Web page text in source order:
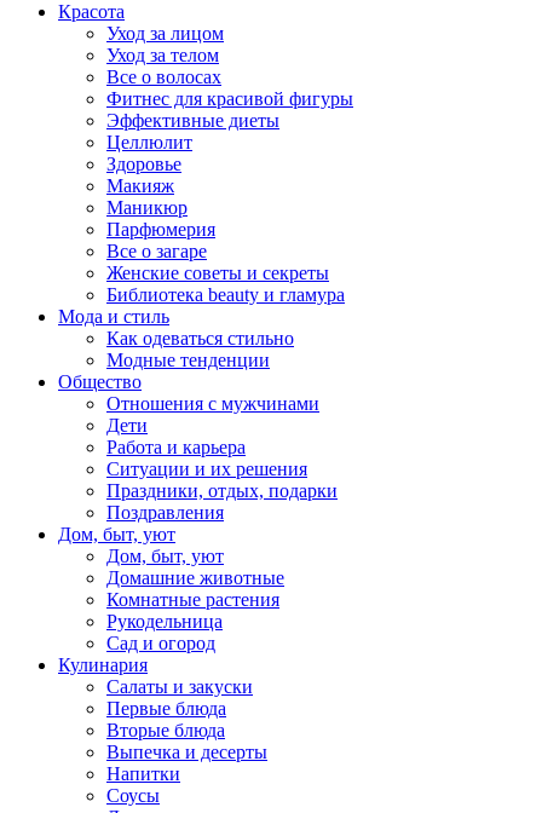
Красота
Уход за лицом
Уход за телом
Все о волосах
Фитнес для красивой фигуры
Эффективные диеты
Целлюлит
Здоровье
Макияж
Маникюр
Парфюмерия
Все о загаре
Женские советы и секреты
Библиотека beauty и гламура
Мода и стиль
Как одеваться стильно
Модные тенденции
Общество
Отношения с мужчинами
Дети
Работа и карьера
Ситуации и их решения
Праздники, отдых, подарки
Поздравления
Дом, быт, уют
Дом, быт, уют
Домашние животные
Комнатные растения
Рукодельница
Сад и огород
Кулинария
Салаты и закуски
Первые блюда
Вторые блюда
Выпечка и десерты
Напитки
Соусы